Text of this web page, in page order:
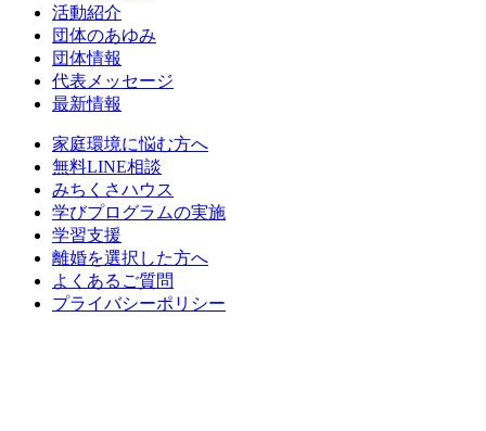
活動紹介
団体のあゆみ
団体情報
代表メッセージ
最新情報
家庭環境に悩む方へ
無料LINE相談
みちくさハウス
学びプログラムの実施
学習支援
離婚を選択した方へ
よくあるご質問
プライバシーポリシー